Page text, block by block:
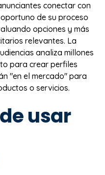
conectar con
de su proceso
opciones y más
relevantes. La
analiza millones
para crear perfiles
"en el mercado" para
o servicios.
usar